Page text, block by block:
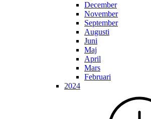
December
November
September
Augusti
Juni
Maj
April
Mars
Februari
2024